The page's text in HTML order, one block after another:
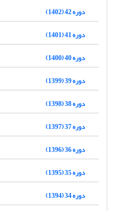
دوره 42 (1402)
دوره 41 (1401)
دوره 40 (1400)
دوره 39 (1399)
دوره 38 (1398)
دوره 37 (1397)
دوره 36 (1396)
دوره 35 (1395)
دوره 34 (1394)